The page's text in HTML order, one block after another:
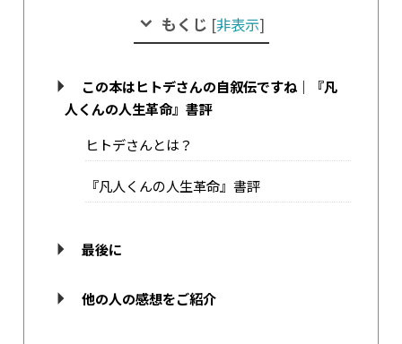
もくじ [非表示]
この本はヒトデさんの自叙伝ですね｜『凡
人くんの人生革命』書評
ヒトデさんとは？
『凡人くんの人生革命』書評
最後に
他の人の感想をご紹介